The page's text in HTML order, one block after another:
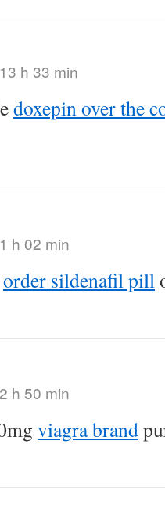
h 33 min
doxepin over the
h 02 min
order sildenafil pill
h 50 min
viagra brand